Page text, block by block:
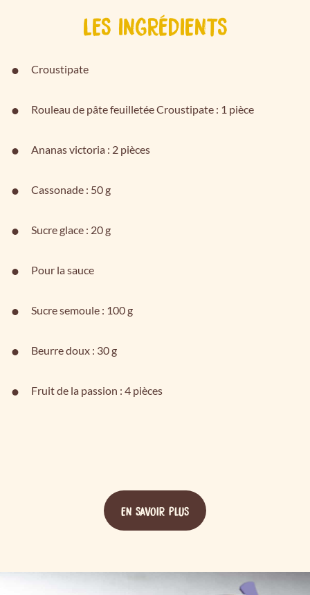
LES INGRÉDIENTS
EN SAVOIR PLUS
Croustipate
Rouleau de pâte feuilletée Croustipate : 1 pièce
Ananas victoria : 2 pièces
Cassonade : 50 g
Sucre glace : 20 g
Pour la sauce
Sucre semoule : 100 g
Beurre doux : 30 g
Fruit de la passion : 4 pièces